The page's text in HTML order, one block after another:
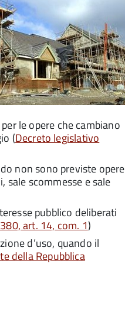
le opere che cambiano
(Decreto legislativo
non sono previste opere
sale scommesse e sale
pubblico deliberati
art. 14, com. 1)
d’uso, quando il
della Repubblica